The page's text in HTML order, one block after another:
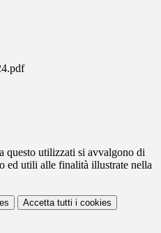
questo utilizzati si avvalgono di
ed utili alle finalità illustrate nella
Accetta tutti i cookies